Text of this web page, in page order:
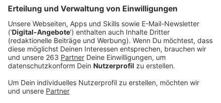
Beim Schwimmunterricht von Grundschulkindern im
Löhrtor-Hallenbad in Siegen haben Kinder am
Donnerstag über gesundheitliche Probleme geklagt.
Im Bad waren nach Auskunft des Kreises Siegen-
Wittgenstein vier Grundschulen aus der Gemeinde
Wilnsdorf und drei Grundschulen aus dem Stadtgebiet